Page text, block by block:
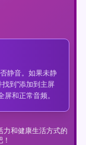
力和健康生活方式的
静音。如果未静
到"添加到主屏
和正常音频。